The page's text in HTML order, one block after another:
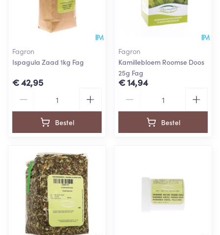
Fagron
Ispagula Zaad 1kg Fag
€ 42,95
Bestel
Fagron
Kamillebloem Roomse Doos
25g Fag
€ 14,94
Bestel